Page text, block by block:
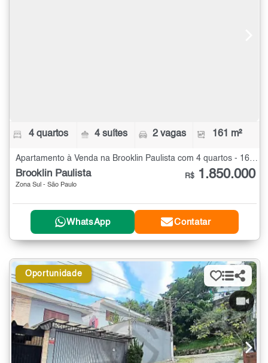
4 quartos 4 suítes 2 vagas 161 m²
Apartamento à Venda na Brooklin Paulista com 4 quartos - 161 m²
Brooklin Paulista
Zona Sul - São Paulo
R$ 1.850.000
WhatsApp Contatar
Oportunidade